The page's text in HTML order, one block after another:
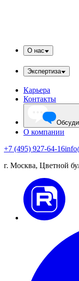
О нас
Экспертиза
Карьера
Контакты
О компании
+7 (495) 927-64-16
г. Москва, Цветной